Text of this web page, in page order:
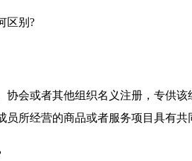
区别?
或者其他组织名义注册，专供该
所经营的商品或者服务项目具有共